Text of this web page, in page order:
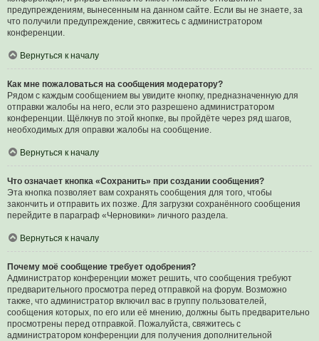
предупреждениям, вынесенным на данном сайте. Если вы не знаете, за
что получили предупреждение, свяжитесь с администратором
конференции.
Вернуться к началу
Как мне пожаловаться на сообщения модератору?
Рядом с каждым сообщением вы увидите кнопку, предназначенную для
отправки жалобы на него, если это разрешено администратором
конференции. Щёлкнув по этой кнопке, вы пройдёте через ряд шагов,
необходимых для оправки жалобы на сообщение.
Вернуться к началу
Что означает кнопка «Сохранить» при создании сообщения?
Эта кнопка позволяет вам сохранять сообщения для того, чтобы
закончить и отправить их позже. Для загрузки сохранённого сообщения
перейдите в параграф «Черновики» личного раздела.
Вернуться к началу
Почему моё сообщение требует одобрения?
Администратор конференции может решить, что сообщения требуют
предварительного просмотра перед отправкой на форум. Возможно
также, что администратор включил вас в группу пользователей,
сообщения которых, по его или её мнению, должны быть предварительно
просмотрены перед отправкой. Пожалуйста, свяжитесь с
администратором конференции для получения дополнительной